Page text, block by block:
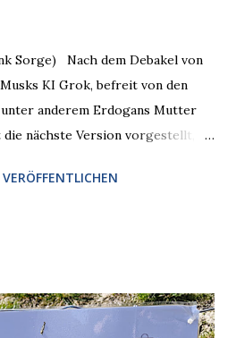
Sorge) Nach dem Debakel von
KI Grok, befreit von den
unter anderem Erdogans Mutter
nächste Version vorgestellt,
kurz vor dem Austausch
logisch, aber nicht, um den
damit die KI rechtslastig